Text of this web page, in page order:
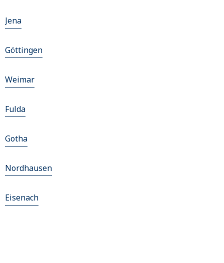
Jena
Göttingen
Weimar
Fulda
Gotha
Nordhausen
Eisenach